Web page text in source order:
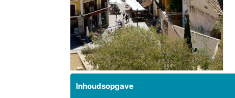
Inhoudsopgave